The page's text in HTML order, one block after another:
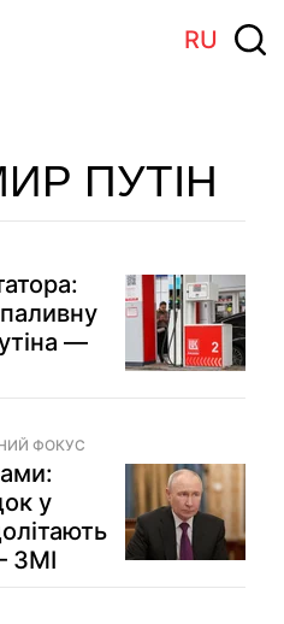
RU
ПУТІН
—
ФОКУС
у
ЗМІ